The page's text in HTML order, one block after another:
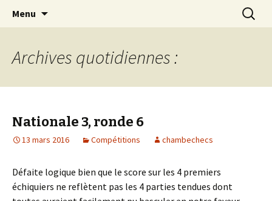
Club d échecs de l
agglomération
chambérienne
Les échecs pour tous
Menu
Archives quotidiennes :
Nationale 3, ronde 6
13 mars 2016 Compétitions chambechecs
Défaite logique bien que le score sur les 4 premiers
échiquiers ne reflètent pas les 4 parties tendues dont